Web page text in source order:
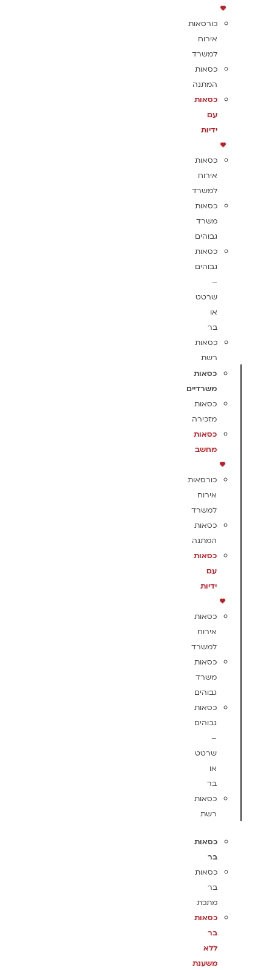
כורסאות
אירוח
למשרד
כסאות
המתנה
כסאות
עם
ידיות
כסאות
אירוח
למשרד
כסאות
משרד
גבוהים
כסאות
גבוהים
שרטט
בר
כסאות
רשת
כסאות
משרדיים
כסאות
מזכירה
כסאות
מחשב
כורסאות
אירוח
למשרד
כסאות
המתנה
כסאות
עם
ידיות
כסאות
אירוח
למשרד
כסאות
משרד
גבוהים
כסאות
גבוהים
שרטט
בר
כסאות
רשת
כסאות
בר
כסאות
בר
מתכת
כסאות
בר
ללא
משענת